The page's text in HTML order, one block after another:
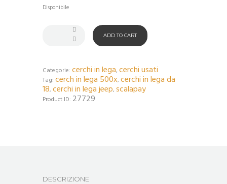
Disponibile
ADD TO CART
Categorie: cerchi in lega, cerchi usati
Tag: cerch in lega 500x, cerchi in lega da
18, cerchi in lega jeep, scalapay
Product ID: 27729
DESCRIZIONE